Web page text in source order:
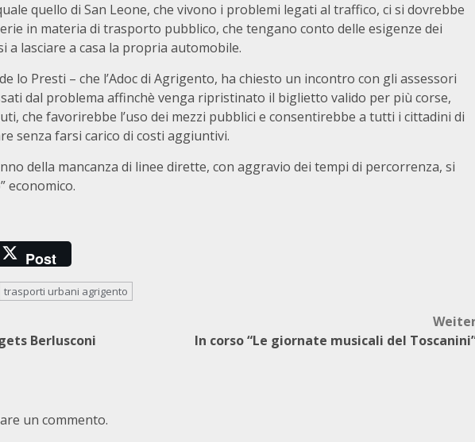
quello di San Leone, che vivono i problemi legati al traffico, ci si dovrebbe
in materia di trasporto pubblico, che tengano conto delle esigenze dei
a lasciare a casa la propria automobile.
lo Presti – che l’Adoc di Agrigento, ha chiesto un incontro con gli assessori
dal problema affinchè venga ripristinato il biglietto valido per più corse,
che favorirebbe l’uso dei mezzi pubblici e consentirebbe a tutti i cittadini di
senza farsi carico di costi aggiuntivi.
della mancanza di linee dirette, con aggravio dei tempi di percorrenza, si
economico.
Post
trasporti urbani agrigento
Berlusconi
In corso “Le giornate musicali del
un commento.